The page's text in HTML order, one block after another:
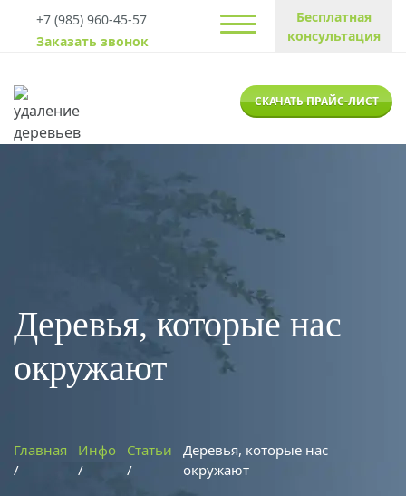
+7 (985) 960-45-57
Заказать звонок
Бесплатная
консультация
СКАЧАТЬ ПРАЙС-ЛИСТ
Деревья, которые нас
окружают
Главная Инфо Статьи
Деревья, которые нас
окружают